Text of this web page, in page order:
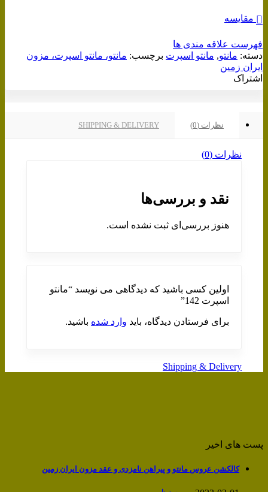
مقایسه
فهرست علاقه مندی ها
دسته: مانتو, مانتو اسپرت برچسب: مانتو، مانتو اسپرت، مزون
ایران زمین
اشتراک
نظرات (0) SHIPPING & DELIVERY
نظرات (0)
نقد و بررسی‌ها
هنوز بررسی‌ای ثبت نشده است.
اولین کسی باشید که دیدگاهی می نویسد “مانتو
اسپرت 142”
برای فرستادن دیدگاه، باید وارد شده باشید.
Shipping & Delivery
پست های اخیر
کالکشن عروس مانتو و پیراهن نامزدی و عقد مزون ایران زمین